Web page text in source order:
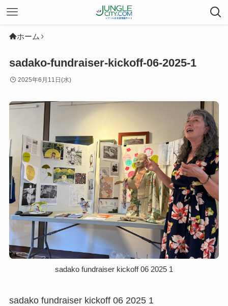
ホーム
sadako-fundraiser-kickoff-06-2025-1
2025年6月11日(水)
sadako fundraiser kickoff 06 2025 1
sadako fundraiser kickoff 06 2025 1